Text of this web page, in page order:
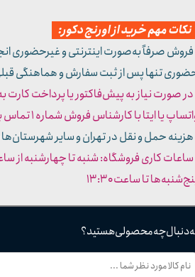
دنبال چه محصولی هستید؟
مهم خرید از اورنج دکور:
صرفاً به‌صورت اینترنتی و غیرحضوری
تنها پس از ثبت سفارش و هماهنگی
صورت نیاز به پیش‌فاکتور یا پرداخت کارت
یا ایتا با کارشناس فروش شماره ۱ تماس بگیرید.
حمل و نقل در تهران و سایر
تا ساعت ۱۳:۳۰​​​​​​​